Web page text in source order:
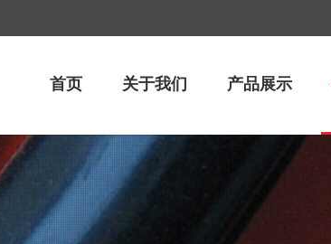
首页 关于我们 产品展示